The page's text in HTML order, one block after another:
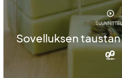
Sovelluksen